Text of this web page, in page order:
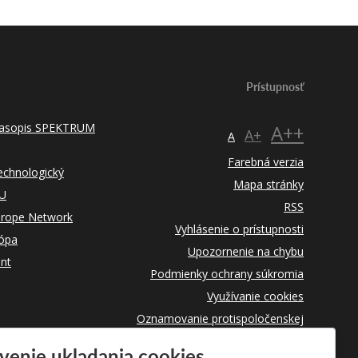
SPEKTRUM
Network
Prístupnosť
A A+ A++
Farebná verzia
Mapa stránky
RSS
Vyhlásenie o prístupnosti
Upozornenie na chybu
Podmienky ochrany súkromia
Využívanie cookies
Oznamovanie protispoločenskej